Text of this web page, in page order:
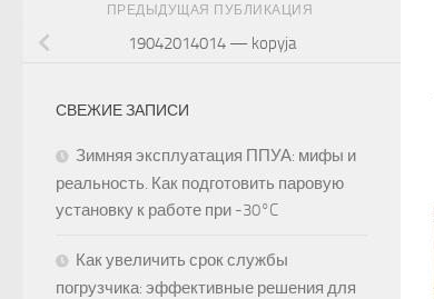
ПРЕДЫДУЩАЯ ПУБЛИКАЦИЯ
19042014014 — kopyja
СВЕЖИЕ ЗАПИСИ
Зимняя эксплуатация ППУА: мифы и
реальность. Как подготовить паровую
установку к работе при -30°C
Как увеличить срок службы
погрузчика: эффективные решения для